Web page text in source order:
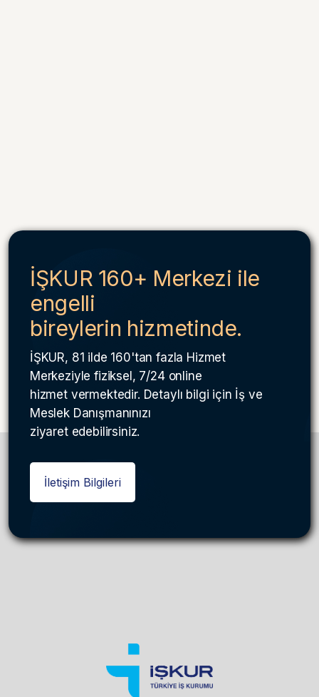
İŞKUR 160+ Merkezi ile
engelli
bireylerin hizmetinde.
İŞKUR, 81 ilde 160'tan fazla Hizmet
Merkeziyle fiziksel, 7/24 online
hizmet vermektedir. Detaylı bilgi için İş ve
Meslek Danışmanınızı
ziyaret edebilirsiniz.
İletişim Bilgileri